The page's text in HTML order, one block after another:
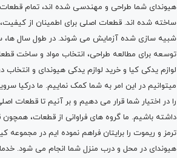
هیوندای شما طراحی و مهندسی شده اند، تمام قطعات
ساخته شده اند. قطعات اصلی برای اطمینان از
شبیه سازی شده آزمایش می شوند. در طول سال ها،
توسعه برای مطالعه طراحی، انتخاب مواد و ساخت
لوازم یدکی کیا و خرید لوازم یدکی هیوندای و انتخاب
میتوانیم در این امر به شما کمک نماییم. ما درکیا
را در اختیار شما قرار می دهیم و بر آنیم تا قطعات
داشته باشیم. ما گروه های فراوانی از قطعات،
ترمز و ریموت را برایتان فراهم نموده ایم در
هیوندای در محل و درب منزل شما انجام می شود.